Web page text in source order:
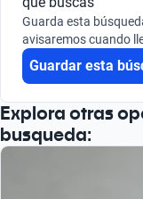
Busca por versión
Guarda esta
avisaremos cuando
Guardar esta
Explora otras
busqueda: